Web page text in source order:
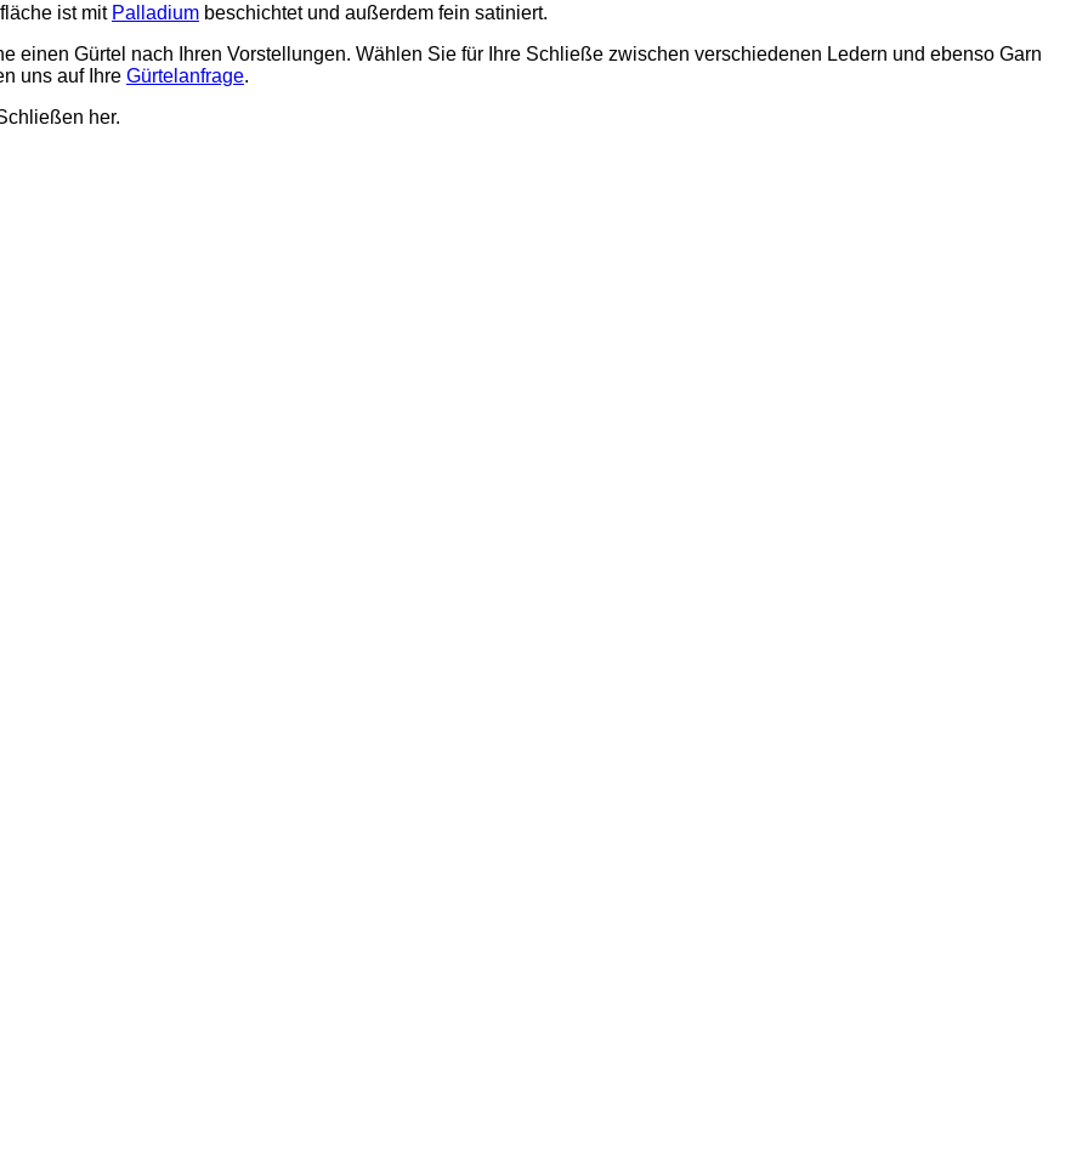
ist mit Palladium beschichtet und außerdem fein satiniert.
einen Gürtel nach Ihren Vorstellungen. Wählen Sie für Ihre Schließe zwischen verschiedenen Ledern und ebenso Garn
uns auf Ihre Gürtelanfrage.
her.